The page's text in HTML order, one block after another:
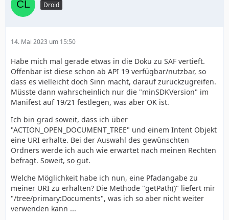
Droid
14. Mai 2023 um 15:50
Habe mich mal gerade etwas in die Doku zu SAF vertieft.
Offenbar ist diese schon ab API 19 verfügbar/nutzbar, so
dass es vielleicht doch Sinn macht, darauf zurückzugreifen.
Müsste dann wahrscheinlich nur die "minSDKVersion" im
Manifest auf 19/21 festlegen, was aber OK ist.
Ich bin grad soweit, dass ich über
"ACTION_OPEN_DOCUMENT_TREE" und einem Intent Objekt
eine URI erhalte. Bei der Auswahl des gewünschten
Ordners werde ich auch wie erwartet nach meinen Rechten
befragt. Soweit, so gut.
Welche Möglichkeit habe ich nun, eine Pfadangabe zu
meiner URI zu erhalten? Die Methode "getPath()" liefert mir
"/tree/primary:Documents", was ich so aber nicht weiter
verwenden kann ...